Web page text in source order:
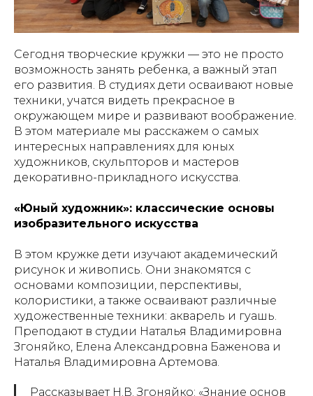
Сегодня творческие кружки — это не просто
возможность занять ребенка, а важный этап
его развития. В студиях дети осваивают новые
техники, учатся видеть прекрасное в
окружающем мире и развивают воображение.
В этом материале мы расскажем о самых
интересных направлениях для юных
художников, скульпторов и мастеров
декоративно-прикладного искусства.
«Юный художник»: классические основы
изобразительного искусства
В этом кружке дети изучают академический
рисунок и живопись. Они знакомятся с
основами композиции, перспективы,
колористики, а также осваивают различные
художественные техники: акварель и гуашь.
Преподают в студии Наталья Владимировна
Згоняйко, Елена Александровна Баженова и
Наталья Владимировна Артемова.
Рассказывает Н.В. Згоняйко: «Знание основ